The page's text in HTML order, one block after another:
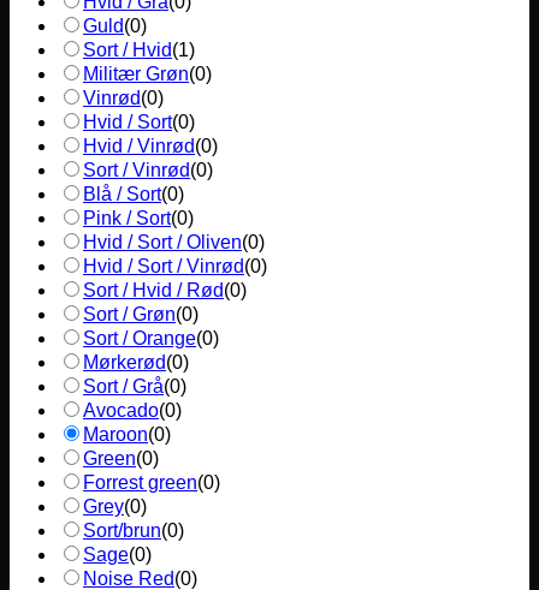
Guld(0)
Sort / Hvid(1)
Militær Grøn(0)
Vinrød(0)
Hvid / Sort(0)
Hvid / Vinrød(0)
Sort / Vinrød(0)
Blå / Sort(0)
Pink / Sort(0)
Hvid / Sort / Oliven(0)
Hvid / Sort / Vinrød(0)
Sort / Hvid / Rød(0)
Sort / Grøn(0)
Sort / Orange(0)
Mørkerød(0)
Sort / Grå(0)
Avocado(0)
Maroon(0)
Green(0)
Forrest green(0)
Grey(0)
Sort/brun(0)
Sage(0)
Noise Red(0)